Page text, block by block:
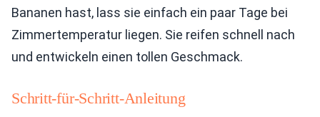
Bananen hast, lass sie einfach ein paar Tage bei
Zimmertemperatur liegen. Sie reifen schnell nach
und entwickeln einen tollen Geschmack.
Schritt-für-Schritt-Anleitung